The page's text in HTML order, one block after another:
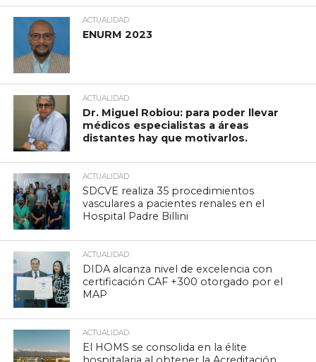
ACTUALIDAD
ENURM 2023
ACTUALIDAD
Dr. Miguel Robiou: para poder llevar
médicos especialistas a áreas
distantes hay que motivarlos.
ACTUALIDAD
SDCVE realiza 35 procedimientos
vasculares a pacientes renales en el
Hospital Padre Billini
ACTUALIDAD
DIDA alcanza nivel de excelencia con
certificación CAF +300 otorgado por el
MAP
ACTUALIDAD
El HOMS se consolida en la élite